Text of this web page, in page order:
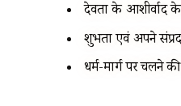
देवता के आशीर्वाद
शुभता एवं अपने
धर्म-मार्ग पर चलने